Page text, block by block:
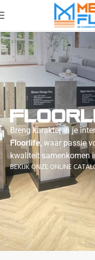
Breng karakter in je
Floorlife, waar passie
kwaliteit samenkomen
BEKIJK ONZE ONLINE